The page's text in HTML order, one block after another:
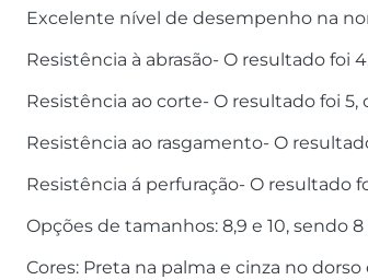
Excelente nível de desempenho na
Resistência à abrasão- O resultado foi
Resistência ao corte- O resultado foi
Resistência ao rasgamento- O
Resistência á perfuração- O resultado
Opções de tamanhos: 8,9 e 10, sendo
Cores: Preta na palma e cinza no